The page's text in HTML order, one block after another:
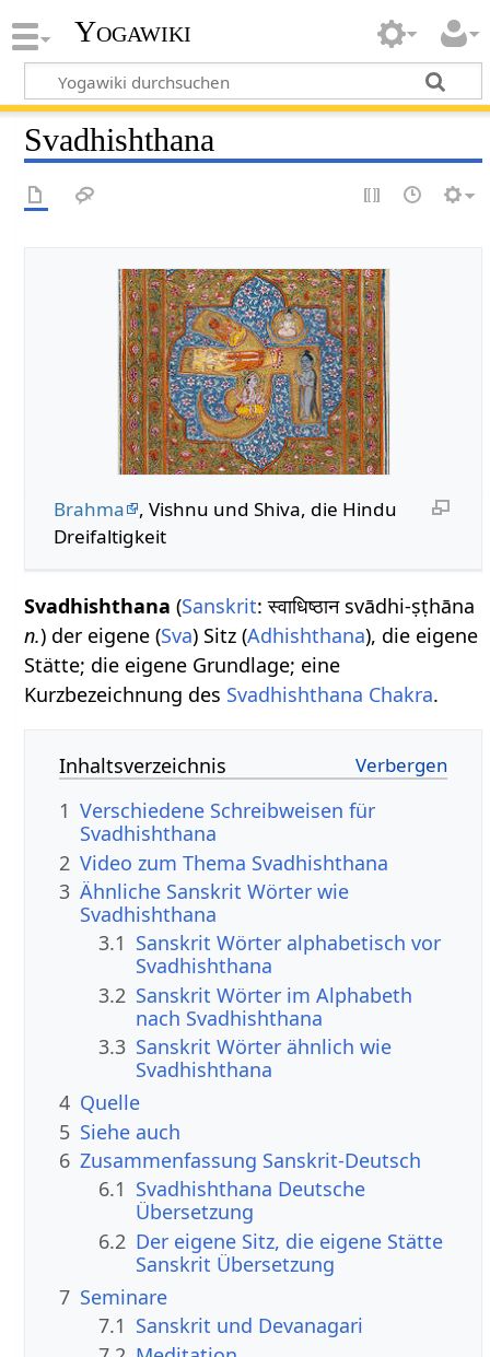
Yogawiki
Svadhishthana
Brahma
, Vishnu und Shiva, die Hindu
Dreifaltigkeit
Svadhishthana (Sanskrit: स्वाधिष्ठान svādhi-ṣṭhāna
n.) der eigene (Sva) Sitz (Adhishthana), die eigene
Stätte; die eigene Grundlage; eine
Kurzbezeichnung des Svadhishthana Chakra.
Inhaltsverzeichnis
1 Verschiedene Schreibweisen für
Svadhishthana
2 Video zum Thema Svadhishthana
3 Ähnliche Sanskrit Wörter wie
Svadhishthana
3.1 Sanskrit Wörter alphabetisch vor
Svadhishthana
3.2 Sanskrit Wörter im Alphabeth
nach Svadhishthana
3.3 Sanskrit Wörter ähnlich wie
Svadhishthana
4 Quelle
5 Siehe auch
6 Zusammenfassung Sanskrit-Deutsch
6.1 Svadhishthana Deutsche
Übersetzung
6.2 Der eigene Sitz, die eigene Stätte
Sanskrit Übersetzung
7 Seminare
7.1 Sanskrit und Devanagari